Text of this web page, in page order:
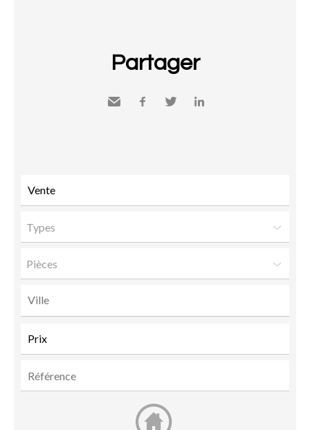
Partager
Types
Pièces